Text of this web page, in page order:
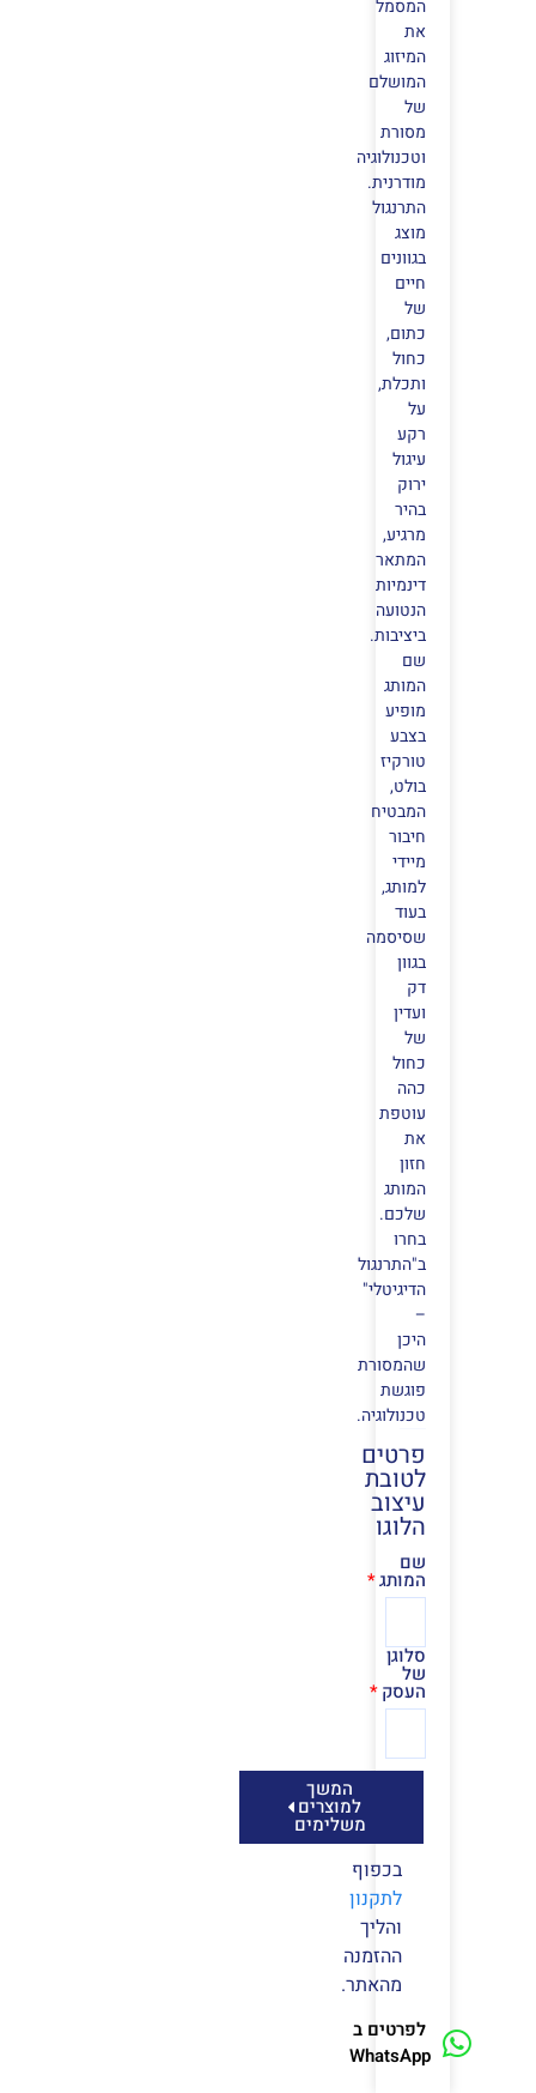
המסמל
את
המיזוג
המושלם
של
מסורת
וטכנולוגיה
מודרנית.
התרנגול
מוצג
בגוונים
חיים
של
כתום,
כחול
ותכלת,
על
רקע
עיגול
ירוק
בהיר
מרגיע,
המתאר
דינמיות
הנטועה
ביציבות.
שם
המותג
מופיע
בצבע
טורקיז
בולט,
המבטיח
חיבור
מיידי
למותג,
בעוד
שסיסמה
בגוון
דק
ועדין
של
כחול
כהה
עוטפת
את
חזון
המותג
שלכם.
בחרו
ב"התרנגול
הדיגיטלי"
–
היכן
שהמסורת
פוגשת
טכנולוגיה.
פרטים
לטובת
עיצוב
הלוגו
שם
המותג
סלוגן
של
העסק
המשך
למוצרים
משלימים
בכפוף
לתקנון
והליך
ההזמנה
מהאתר.
לפרטים ב
WhatsApp